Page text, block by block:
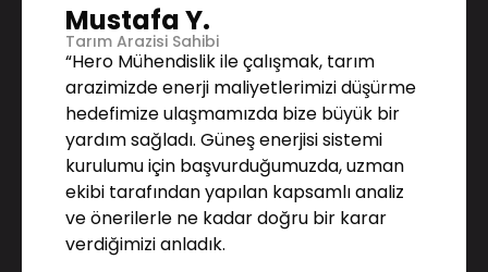
Mustafa Y.
Tarım Arazisi Sahibi
“Hero Mühendislik ile çalışmak, tarım
arazimizde enerji maliyetlerimizi düşürme
hedefimize ulaşmamızda bize büyük bir
yardım sağladı. Güneş enerjisi sistemi
kurulumu için başvurduğumuzda, uzman
ekibi tarafından yapılan kapsamlı analiz
ve önerilerle ne kadar doğru bir karar
verdiğimizi anladık.